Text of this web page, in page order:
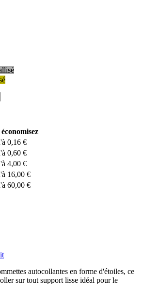
0,16 €
0,60 €
4,00 €
16,00 €
60,00 €
autocollantes en forme d'étoiles, ce
sur tout support lisse idéal pour le